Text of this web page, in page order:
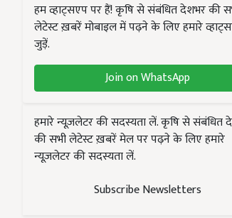
हम व्हाट्सएप पर हैं! कृषि से संबंधित देशभर की
लेटेस्ट ख़बरें मोबाइल में पढ़ने के लिए हमारे
जुड़ें.
Join on WhatsApp
हमारे न्यूज़लेटर की सदस्यता लें. कृषि से संबंधित
की सभी लेटेस्ट ख़बरें मेल पर पढ़ने के लिए हमारे
न्यूज़लेटर की सदस्यता लें.
Subscribe Newsletters